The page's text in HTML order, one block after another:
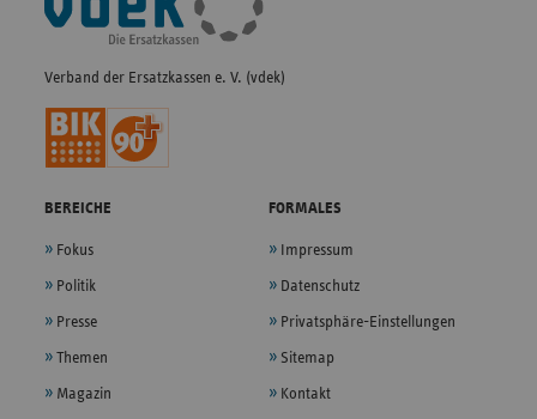
Navigation
Verband der Ersatzkassen e. V. (vdek)
BEREICHE
Fokus
Politik
Presse
Themen
Magazin
FORMALES
Impressum
Datenschutz
Privatsphäre-Einstellungen
Sitemap
Kontakt